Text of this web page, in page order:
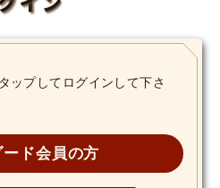
ップしてログインして下さ
ド会員の方